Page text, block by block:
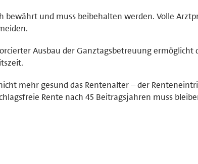
bewährt und muss beibehalten werden. Volle
Ausbau der Ganztagsbetreuung ermöglicht
mehr gesund das Rentenalter – der
Rente nach 45 Beitragsjahren muss